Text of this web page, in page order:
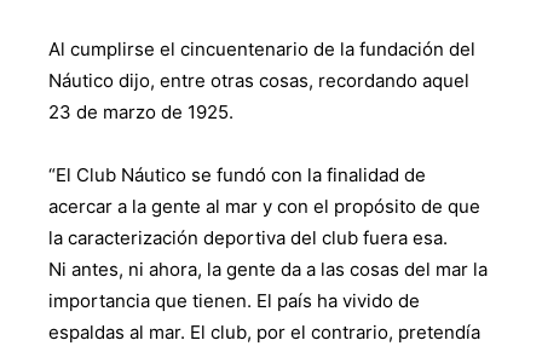
Al cumplirse el cincuentenario de la fundación del
Náutico dijo, entre otras cosas, recordando aquel
23 de marzo de 1925.
“El Club Náutico se fundó con la finalidad de
acercar a la gente al mar y con el propósito de que
la caracterización deportiva del club fuera esa.
Ni antes, ni ahora, la gente da a las cosas del mar la
importancia que tienen. El país ha vivido de
espaldas al mar. El club, por el contrario, pretendía